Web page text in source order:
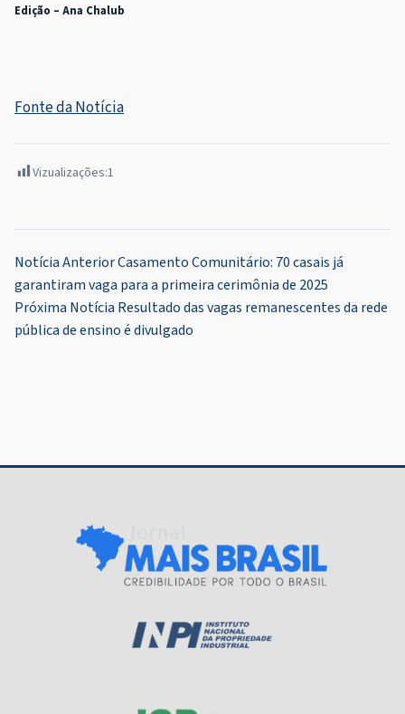
Edição – Ana Chalub
Fonte da Notícia
Vizualizações:1
Navegação
de
Post
Notícia AnteriorCasamento Comunitário: 70 casais já
garantiram vaga para a primeira cerimônia de 2025
Próxima Notícia Resultado das vagas remanescentes da rede
pública de ensino é divulgado